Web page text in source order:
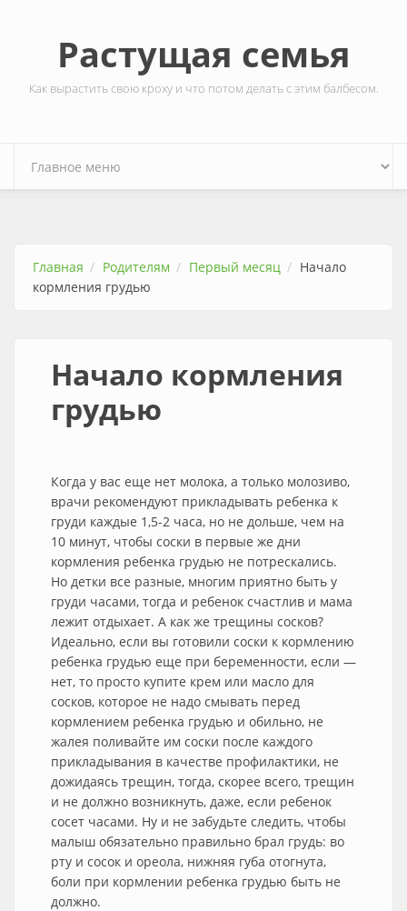
Растущая семья
Как вырастить свою кроху и что потом делать с этим балбесом.
Главная Родителям Первый месяц
Начало
кормления грудью
Начало кормления
грудью
Когда у вас еще нет молока, а только молозиво,
врачи рекомендуют прикладывать ребенка к
груди каждые 1,5-2 часа, но не дольше, чем на
10 минут, чтобы соски в первые же дни
кормления ребенка грудью не потрескались.
Но детки все разные, многим приятно быть у
груди часами, тогда и ребенок счастлив и мама
лежит отдыхает. А как же трещины сосков?
Идеально, если вы готовили соски к кормлению
ребенка грудью еще при беременности, если —
нет, то просто купите крем или масло для
сосков, которое не надо смывать перед
кормлением ребенка грудью и обильно, не
жалея поливайте им соски после каждого
прикладывания в качестве профилактики, не
дожидаясь трещин, тогда, скорее всего, трещин
и не должно возникнуть, даже, если ребенок
сосет часами. Ну и не забудьте следить, чтобы
малыш обязательно правильно брал грудь: во
рту и сосок и ореола, нижняя губа отогнута,
боли при кормлении ребенка грудью быть не
должно.